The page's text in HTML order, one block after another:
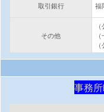
取引銀行 福
その他
事務